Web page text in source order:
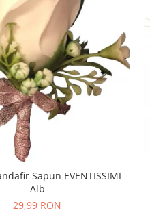
Sapun EVENTISSIMI -
Alb
29,99 RON